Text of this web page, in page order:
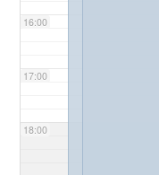
16:00
17:00
18:00